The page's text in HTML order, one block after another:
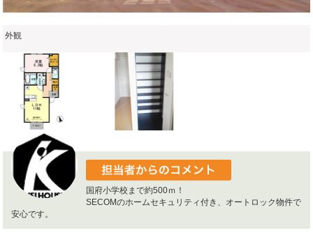
外観
国府小学校まで約500ｍ！
SECOMのホームセキュリティ付き、オートロック物件で
安心です。